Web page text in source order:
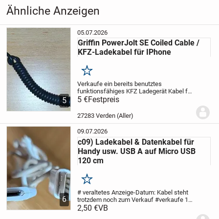
Bei Verlust oder Transportschäden durch Paketdienst / Post
wird keine Haftung übernommen.
Versandrisiko trägt der Käufer, sobald die Ware an den
Zusteller übergeben wurde § 447 BGB
PRIVATVERKAUF:
„Der Verkauf erfolgt unter Ausschluss jeglicher Gewähr­
Bei Kauf dieses Artikels erklären Sie sich ausdrücklich
damit einverstanden, auf alle Haftungs- und
Gewährleistungsansprüche (Garantie)
sowie Rückgaberechte oder Widerrufsrechte, die sich aus
dem Erwerb von Gebrauchtwaren nach neuem EU-Recht
ergeben, völlig zu verzichten
Ähnliche Anzeigen
5
05.07.2026
Griffin PowerJolt SE Coiled Cable /
KFZ-Ladekabel für IPhone
Merken
Verkaufe ein bereits benutztes
funktionsfähiges KFZ Ladegerät Kabel für
iPod & iPhone 3G / 3GS - 6134-
PJLTSECLB , wie abgebildet.
Beschreibung: Kann zur Stromversorgung
und zum Laden Ihres iPods...
5 €Festpreis
27283 Verden (Aller)
6
09.07.2026
c09) Ladekabel & Datenkabel für
Handy usw. USB A auf Micro USB
120 cm
Merken
# veraltetes Anzeige-Datum: Kabel steht
trotzdem noch zum Verkauf #verkaufe 1
wenig genutztes Ladekabel & Datenkabel
z.B. zum Aufladen von Handys usw.&
2,50 €VB